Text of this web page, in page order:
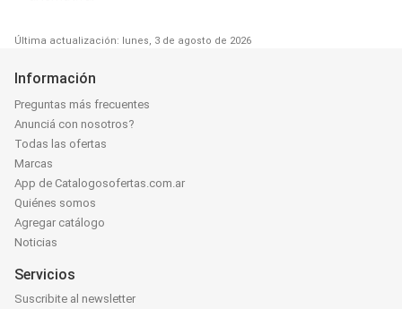
Última actualización: lunes, 3 de agosto de 2026
Información
Preguntas más frecuentes
Anunciá con nosotros?
Todas las ofertas
Marcas
App de Catalogosofertas.com.ar
Quiénes somos
Agregar catálogo
Noticias
Servicios
Suscribite al newsletter